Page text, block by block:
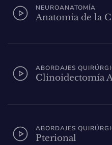
NEUROANATOMÍA
Anatomia de la
ABORDAJES
Clinoidectomía
ABORDAJES
Pterional